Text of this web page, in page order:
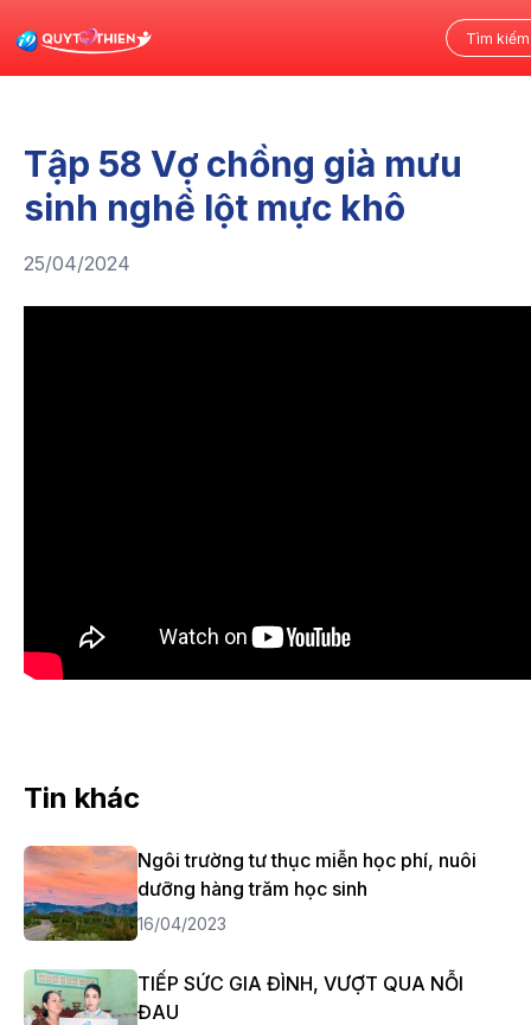
Tập 58 Vợ chồng già mưu
sinh nghề lột mực khô
25/04/2024
Tin khác
Ngôi trường tư thục miễn học phí, nuôi
dưỡng hàng trăm học sinh
16/04/2023
TIẾP SỨC GIA ĐÌNH, VƯỢT QUA NỖI
ĐAU